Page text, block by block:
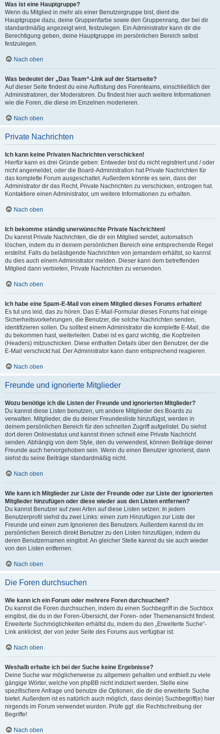
Was ist eine Hauptgruppe?
Wenn du Mitglied in mehr als einer Benutzergruppe bist, dient die
Hauptgruppe dazu, deine Gruppenfarbe sowie den Gruppenrang, der bei dir
standardmäßig angezeigt wird, festzulegen. Ein Administrator kann dir die
Berechtigung geben, deine Hauptgruppe im persönlichen Bereich selbst
festzulegen.
Nach oben
Was bedeutet der „Das Team“-Link auf der Startseite?
Auf dieser Seite findest du eine Auflistung des Forenteams, einschließlich der
Administratoren, der Moderatoren. Du findest hier auch weitere Informationen
wie die Foren, die diese im Einzelnen moderieren.
Nach oben
Private Nachrichten
Ich kann keine Privaten Nachrichten verschicken!
Hierfür kann es drei Gründe geben: Entweder bist du nicht registriert und / oder
nicht angemeldet, oder die Board-Administration hat Private Nachrichten für
das komplette Forum ausgeschaltet. Außerdem könnte es sein, dass der
Administrator dir das Recht, Private Nachrichten zu verschicken, entzogen hat.
Kontaktiere einen Administrator, um weitere Informationen zu erhalten.
Nach oben
Ich bekomme ständig unerwünschte Private Nachrichten!
Du kannst Private Nachrichten, die dir ein Mitglied sendet, automatisch
löschen, indem du in deinem persönlichen Bereich eine entsprechende Regel
erstellst. Falls du belästigende Nachrichten von jemandem erhältst, so kannst
du dies auch einem Administrator melden. Dieser kann dem betreffenden
Mitglied dann verbieten, Private Nachrichten zu versenden.
Nach oben
Ich habe eine Spam-E-Mail von einem Mitglied dieses Forums erhalten!
Es tut uns leid, das zu hören. Das E-Mail-Formular dieses Forums hat einige
Sicherheitsvorkehrungen, die Benutzer, die solche Nachrichten senden,
identifizieren sollen. Du solltest einem Administrator die komplette E-Mail, die
du bekommen hast, weiterleiten. Dabei ist es ganz wichtig, die Kopfzeilen
(Headers) mitzuschicken. Diese enthalten Details über den Benutzer, der die
E-Mail verschickt hat. Der Administrator kann dann entsprechend reagieren.
Nach oben
Freunde und ignorierte Mitglieder
Wozu benötige ich die Listen der Freunde und ignorierten Mitglieder?
Du kannst diese Listen benutzen, um andere Mitglieder des Boards zu
verwalten. Mitglieder, die du deiner Freundesliste hinzufügst, werden in
deinem persönlichen Bereich für den schnellen Zugriff aufgelistet. Du siehst
dort deren Onlinestatus und kannst ihnen schnell eine Private Nachricht
senden. Abhängig von dem Style, den du verwendest, können Beiträge deiner
Freunde auch hervorgehoben sein. Wenn du einen Benutzer ignorierst, dann
siehst du seine Beiträge standardmäßig nicht.
Nach oben
Wie kann ich Mitglieder zur Liste der Freunde oder zur Liste der ignorierten
Mitglieder hinzufügen oder diese wieder aus den Listen entfernen?
Du kannst Benutzer auf zwei Arten auf diese Listen setzen: In jedem
Benutzerprofil siehst du zwei Links: einen zum Hinzufügen zur Liste der
Freunde und einen zum Ignorieren des Benutzers. Außerdem kannst du im
persönlichen Bereich direkt Benutzer zu den Listen hinzufügen, indem du
deren Benutzernamen eingibst. An gleicher Stelle kannst du sie auch wieder
von den Listen entfernen.
Nach oben
Die Foren durchsuchen
Wie kann ich ein Forum oder mehrere Foren durchsuchen?
Du kannst die Foren durchsuchen, indem du einen Suchbegriff in die Suchbox
eingibst, die du in der Foren-Übersicht, der Foren- oder Themenansicht findest.
Erweiterte Suchmöglichkeiten erhältst du, indem du den „Erweiterte Suche“-
Link anklickst, der von jeder Seite des Forums aus verfügbar ist.
Nach oben
Weshalb erhalte ich bei der Suche keine Ergebnisse?
Deine Suche war möglicherweise zu allgemein gehalten und enthielt zu viele
gängige Wörter, welche von phpBB nicht indiziert werden. Stelle eine
spezifischere Anfrage und benutze die Optionen, die dir die erweiterte Suche
bietet. Außerdem ist es natürlich auch möglich, dass dein(e) Suchbegriff(e) hier
nirgends im Forum verwendet wurden. Prüfe ggf. die Rechtschreibung der
Begriffe!
Nach oben